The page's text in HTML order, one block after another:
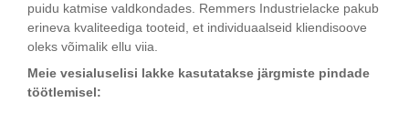
puidu katmise valdkondades. Remmers Industrielacke pakub
erineva kvaliteediga tooteid, et individuaalseid kliendisoove
oleks võimalik ellu viia.
Meie vesialuselisi lakke kasutatakse järgmiste pindade
töötlemisel: